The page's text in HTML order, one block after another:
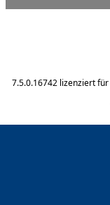
7.5.0.16742 lizenziert für